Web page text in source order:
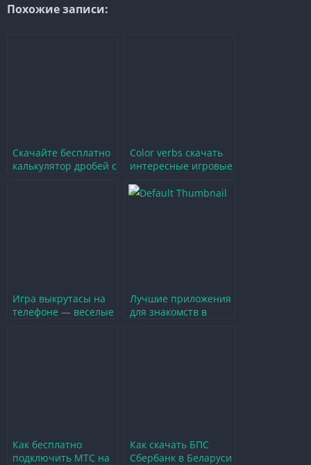
Похожие записи:
Скачайте бесплатно
калькулятор дробей с
Color verbs скачать
интересные игровые
изучения языка
Игра выкрутасы на
телефоне — веселые
Лучшие приложения
для знакомств в
Как бесплатно
подключить МТС на
Как скачать БПС
Сбербанк в Беларуси